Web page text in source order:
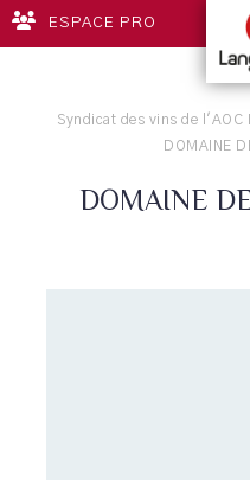
ESPACE PRO
Syndicat des vins de l'AOC
DOMAINE
DOMAINE